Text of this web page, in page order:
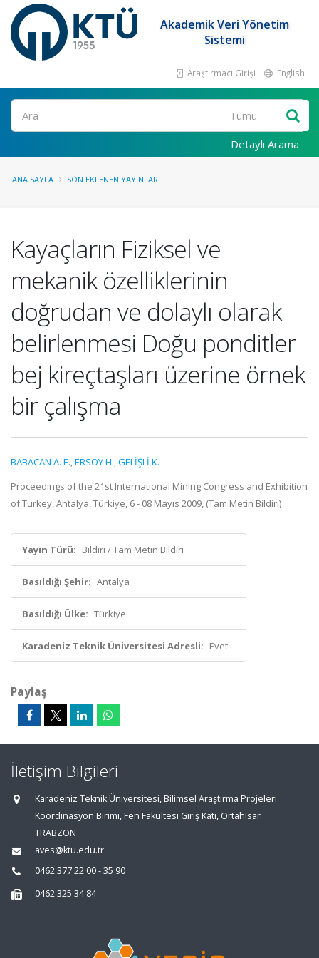
Akademik Veri Yönetim
Sistemi
Araştırmacı Girişi English
Ara
Detaylı Arama
ANA SAYFA SON EKLENEN YAYINLAR
Kayaçların Fiziksel ve
mekanik özelliklerinin
doğrudan ve dolaylı olarak
belirlenmesi Doğu ponditler
bej kireçtaşları üzerine örnek
bir çalışma
BABACAN A. E.,ERSOY H.,GELİŞLİ K.
Proceedings of the 21st International Mining Congress and Exhibition
of Turkey, Antalya, Türkiye, 6 - 08 Mayıs 2009, (Tam Metin Bildiri)
Yayın Türü: Bildiri / Tam Metin Bildiri
Basıldığı Şehir: Antalya
Basıldığı Ülke: Türkiye
Karadeniz Teknik Üniversitesi Adresli: Evet
Paylaş
İletişim Bilgileri
Karadeniz Teknik Üniversitesi, Bilimsel Araştırma Projeleri
Koordinasyon Birimi, Fen Fakültesi Giriş Katı, Ortahisar
TRABZON
aves@ktu.edu.tr
0462 377 22 00 - 35 90
0462 325 34 84